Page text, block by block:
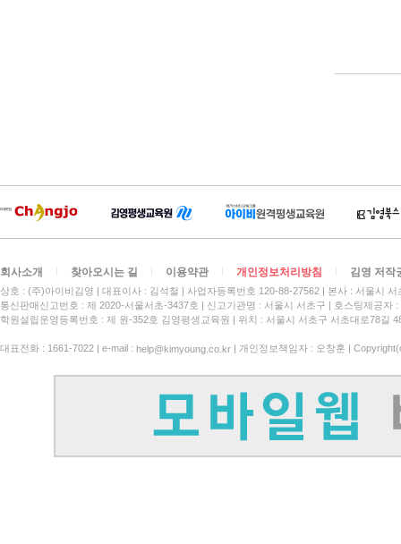
회사소개 찾아오시는 길 이용약관 개인정보처리방침 김영 저작
상호 : (주)아이비김영 대표이사 : 김석철 사업자등록번호 120-88-27562
본사 : 서울시
통신판매신고번호 : 제 2020-서울서초-3437호
신고기관명 : 서울시 서초구
호스팅제공자
학원설립운영등록번호 : 제 원-352호 김영평생교육원 | 위치 : 서울시 서초구 서초대로78길
대표전화 : 1661-7022 | e-mail : help@kimyoung.co.kr | 개인정보책임자 : 오창훈 |